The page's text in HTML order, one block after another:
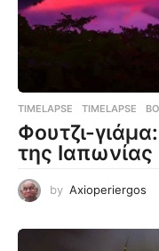
TIMELAPSE TIMELAPSE ,
Φουτζι-
της
by Axioperiergos